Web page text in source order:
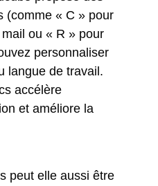
(comme « C » pour
ou « R » pour
personnaliser
langue de travail.
accélère
et améliore la
peut elle aussi être